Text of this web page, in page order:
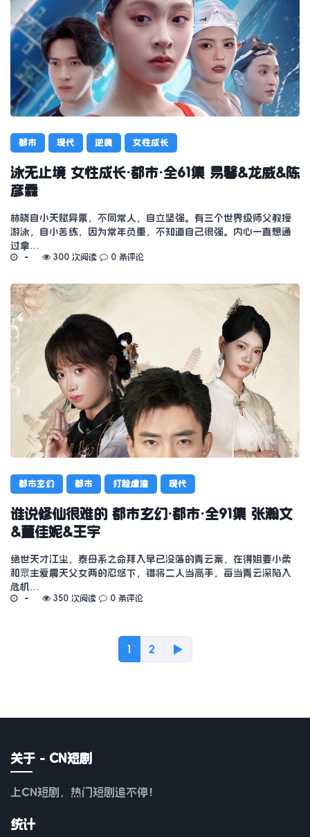
都市 现代 逆袭 女性成长
泳无止境 女性成长·都市·全61集 易馨&龙威&陈
彦霖
林晓自小天赋异禀，不同常人，自立坚强。有三个世界级师父教授
游泳，自小苦练，因为常年负重，不知道自己很强。内心一直想通
过拿…
300 次阅读 0 条评论
都市玄幻 都市 打脸虐渣 现代
谁说修仙很难的 都市玄幻·都市·全91集 张瀚文
&董佳妮&王宇
绝世天才江尘，泰母系之命拜入早已没落的青云案，在得姐要小柔
和眾主爱震天父女两的忍悠下，错将二人当高手，每当青云深陷入
危机…
350 次阅读 0 条评论
1 2 ▶
关于 - CN短剧
上CN短剧，热门短剧追不停！
统计